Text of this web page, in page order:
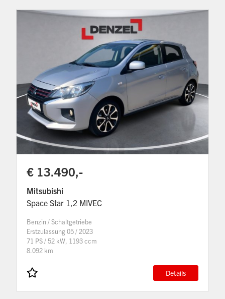
€ 13.490,-
Mitsubishi
Space Star 1,2 MIVEC
Benzin / Schaltgetriebe
Erstzulassung 05 / 2023
71 PS / 52 kW, 1193 ccm
8.092 km
Details